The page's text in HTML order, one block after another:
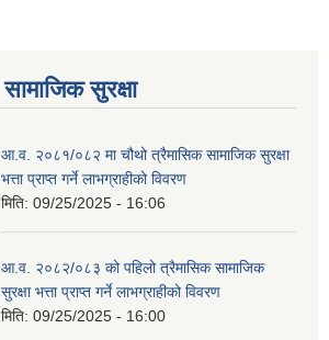
सामाजिक सुरक्षा
आ.व. २०८१/०८२ मा चौथो त्रैमासिक सामाजिक सुरक्षा
भत्ता प्राप्त गर्ने लाभग्राहीको विवरण
मिति: 09/25/2025 - 16:06
आ.व. २०८२/०८३ को पहिलो त्रैमासिक सामाजिक
सुरक्षा भत्ता प्राप्त गर्ने लाभग्राहीको विवरण
मिति: 09/25/2025 - 16:00